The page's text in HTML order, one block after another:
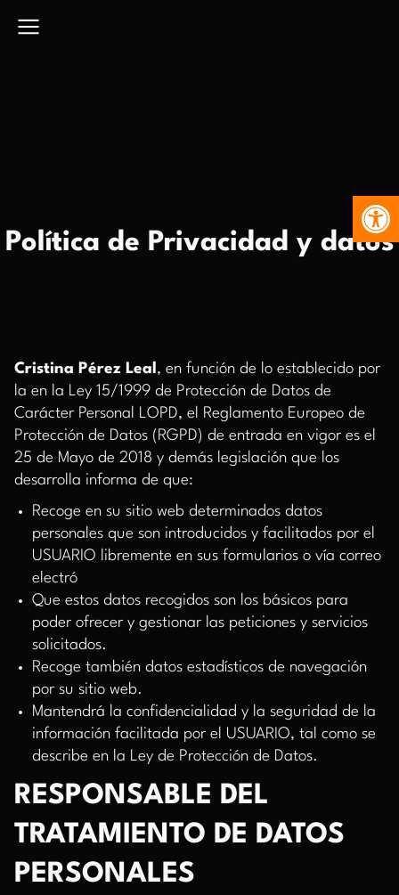
Política de Privacidad y datos
Cristina Pérez Leal , en función de lo establecido por
la en la Ley 15/1999 de Protección de Datos de
Carácter Personal LOPD, el Reglamento Europeo de
Protección de Datos (RGPD) de entrada en vigor es el
25 de Mayo de 2018 y demás legislación que los
desarrolla informa de que:
Recoge en su sitio web determinados datos
personales que son introducidos y facilitados por el
USUARIO libremente en sus formularios o vía correo
electró
Que estos datos recogidos son los básicos para
poder ofrecer y gestionar las peticiones y servicios
solicitados.
Recoge también datos estadísticos de navegación
por su sitio web.
Mantendrá la confidencialidad y la seguridad de la
información facilitada por el USUARIO, tal como se
describe en la Ley de Protección de Datos.
RESPONSABLE DEL
TRATAMIENTO DE DATOS
PERSONALES